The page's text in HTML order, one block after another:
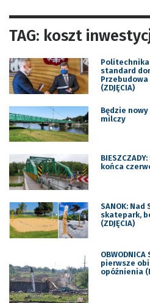
TAG: koszt
Politechnika
standard
(ZDJĘCIA)
Będzie
milczy
końca
SANOK:
skatepark,
(ZDJĘCIA)
pierwsze
opóźnienia